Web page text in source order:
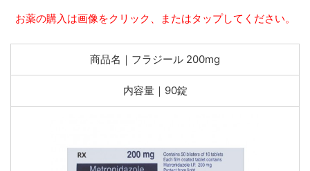
お薬の購入は画像をクリック、またはタップしてください。
商品名｜フラジール 200mg
内容量｜90錠